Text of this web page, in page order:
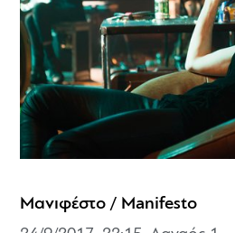
Μανιφέστο / Manifesto